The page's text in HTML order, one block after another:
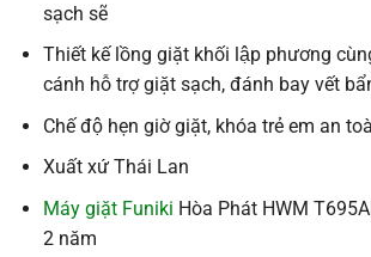
sạch sẽ
Thiết kế lồng giặt khối lập phương
cánh hỗ trợ giặt sạch, đánh bay vết
Chế độ hẹn giờ giặt, khóa trẻ em an
Xuất xứ Thái Lan
Máy giặt Funiki Hòa Phát HWM
2 năm